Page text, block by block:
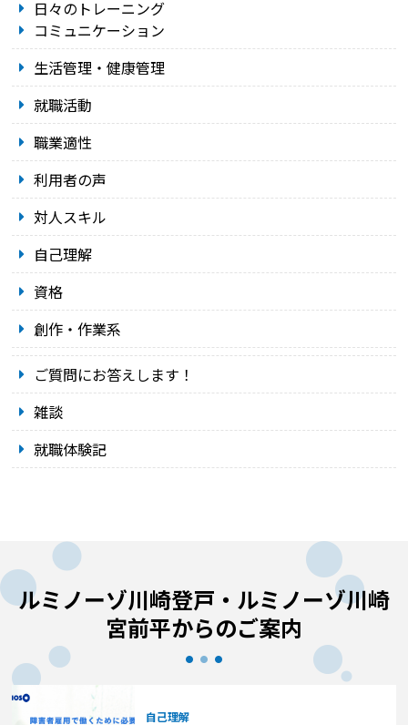
日々のトレーニング
コミュニケーション
生活管理・健康管理
就職活動
職業適性
利用者の声
対人スキル
自己理解
資格
創作・作業系
ご質問にお答えします！
雑談
就職体験記
ルミノーゾ川崎登戸・ルミノーゾ川崎
宮前平からのご案内
自己理解